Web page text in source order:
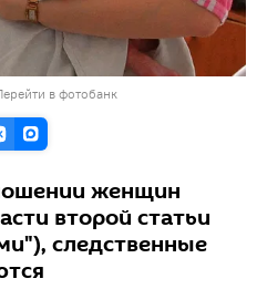
в фотобанк
женщин
второй статьи
следственные